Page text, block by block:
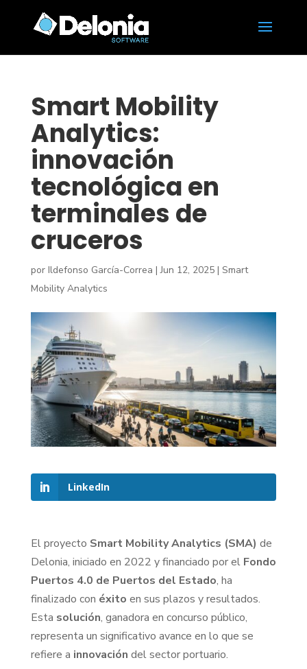
Smart Mobility
Analytics:
innovación
tecnológica en
terminales de
cruceros
por Ildefonso García-Correa |Jun 12, 2025| Smart
Mobility Analytics
LinkedIn
El proyecto Smart Mobility Analytics (SMA) de
Delonia, iniciado en 2022 y financiado por el Fondo
Puertos 4.0 de Puertos del Estado, ha
finalizado con éxito en sus plazos y resultados.
Esta solución, ganadora en concurso público,
representa un significativo avance en lo que se
refiere a innovación del sector portuario.